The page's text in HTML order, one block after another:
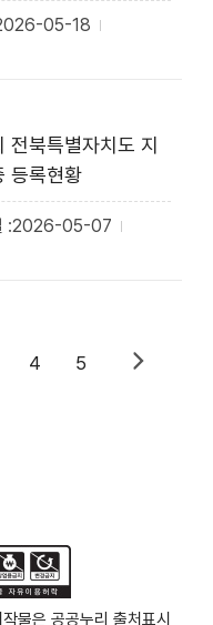
05-18
북특별자치도 지
등록현황
2026-05-07
4 5
물은 공공누리 출처표시